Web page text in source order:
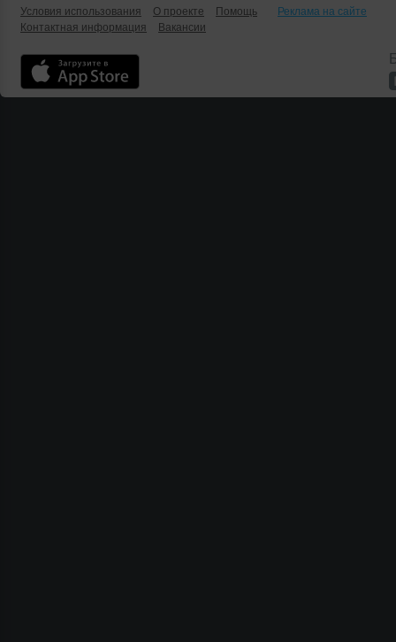
Условия использования
О проекте Помощь
Реклама на сайте
Контактная информация
Вакансии